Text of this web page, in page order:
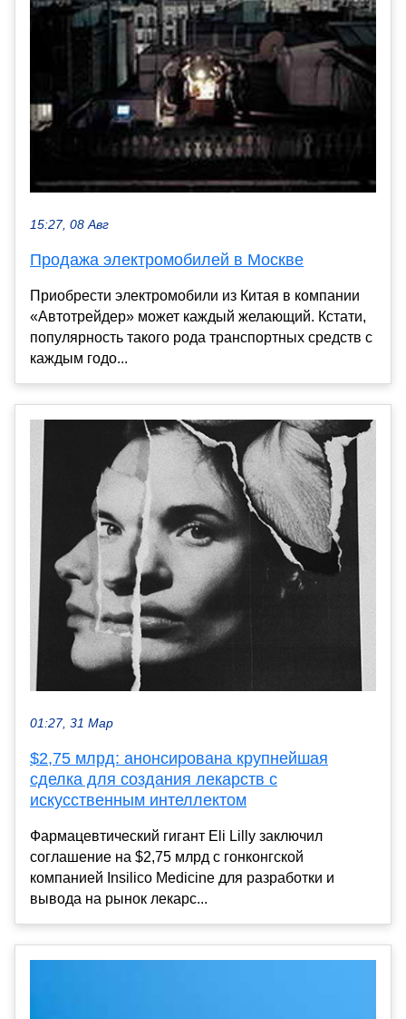
15:27, 08 Авг
Продажа электромобилей в Москве
Приобрести электромобили из Китая в компании
«Автотрейдер» может каждый желающий. Кстати,
популярность такого рода транспортных средств с
каждым годо...
01:27, 31 Мар
$2,75 млрд: анонсирована крупнейшая
сделка для создания лекарств с
искусственным интеллектом
Фармацевтический гигант Eli Lilly заключил
соглашение на $2,75 млрд с гонконгской
компанией Insilico Medicine для разработки и
вывода на рынок лекарс...